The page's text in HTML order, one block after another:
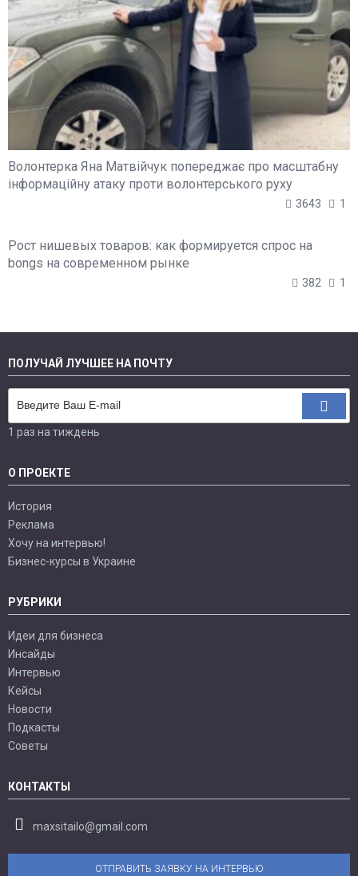
Волонтерка Яна Матвійчук попереджає про масштабну
інформаційну атаку проти волонтерського руху
3643 1
Рост нишевых товаров: как формируется спрос на
bongs на современном рынке
382 1
ПОЛУЧАЙ ЛУЧШЕЕ НА ПОЧТУ
1 раз на тиждень
О ПРОЕКТЕ
История
Реклама
Хочу на интервью!
Бизнес-курсы в Украине
РУБРИКИ
Идеи для бизнеса
Инсайды
Интервью
Кейсы
Новости
Подкасты
Советы
КОНТАКТЫ
maxsitailo@gmail.com
ОТПРАВИТЬ ЗАЯВКУ НА ИНТЕРВЬЮ